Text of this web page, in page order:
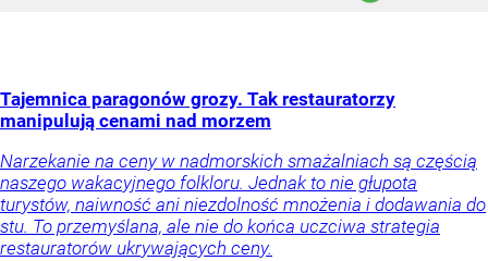
Tajemnica paragonów grozy. Tak restauratorzy
manipulują cenami nad morzem
Narzekanie na ceny w nadmorskich smażalniach są częścią
naszego wakacyjnego folkloru. Jednak to nie głupota
turystów, naiwność ani niezdolność mnożenia i dodawania do
stu. To przemyślana, ale nie do końca uczciwa strategia
restauratorów ukrywających ceny.